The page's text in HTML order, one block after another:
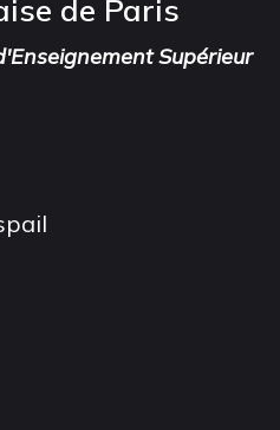
de Paris
Supérieur